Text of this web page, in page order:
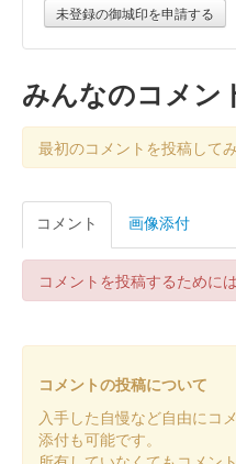
館林城 御城印 令
館林城 御城印
館林城 御城印
館林城 御城印
館林城 御城印
未登録の御城印を申請する
みんなのコメン
最初のコメントを投稿してみ
コメント 画像添付
コメントを投稿するために
コメントの投稿について
入手した自慢など自由にコ
添付も可能です。